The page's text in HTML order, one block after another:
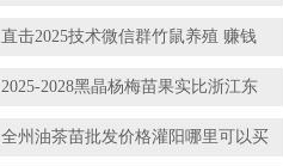
直击2025技术微信群竹鼠养殖 赚钱
2025-2028黑晶杨梅苗果实比浙江东
全州油茶苗批发价格灌阳哪里可以买